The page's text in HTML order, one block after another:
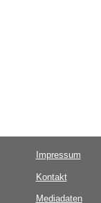
Impressum
Kontakt
Mediadaten